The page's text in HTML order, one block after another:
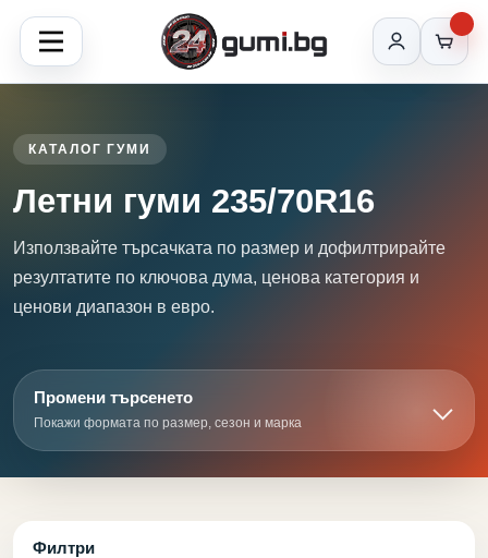
КАТАЛОГ ГУМИ
Летни гуми 235/70R16
Използвайте търсачката по размер и дофилтрирайте
резултатите по ключова дума, ценова категория и
ценови диапазон в евро.
Промени търсенето
Покажи формата по размер, сезон и марка
Филтри